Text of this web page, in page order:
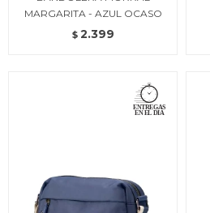
MARGARITA - AZUL OCASO
$ 2.399